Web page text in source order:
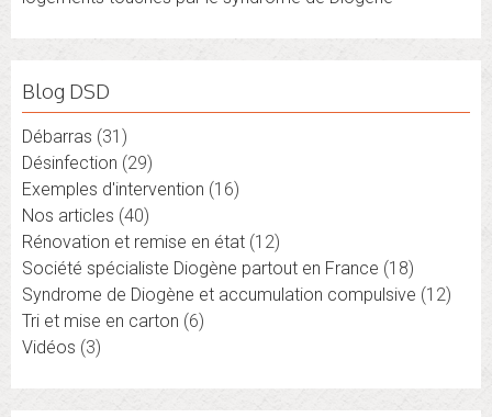
Blog DSD
Débarras (31)
Désinfection (29)
Exemples d'intervention (16)
Nos articles (40)
Rénovation et remise en état (12)
Société spécialiste Diogène partout en France (18)
Syndrome de Diogène et accumulation compulsive (12)
Tri et mise en carton (6)
Vidéos (3)